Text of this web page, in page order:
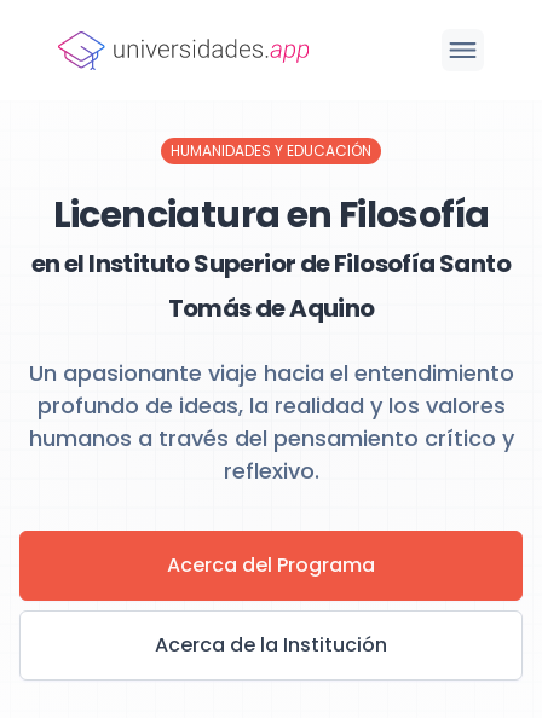
HUMANIDADES Y EDUCACIÓN
Licenciatura en Filosofía
en el Instituto Superior de Filosofía Santo
Tomás de Aquino
Un apasionante viaje hacia el entendimiento
profundo de ideas, la realidad y los valores
humanos a través del pensamiento crítico y
reflexivo.
Acerca del Programa
Acerca de la Institución